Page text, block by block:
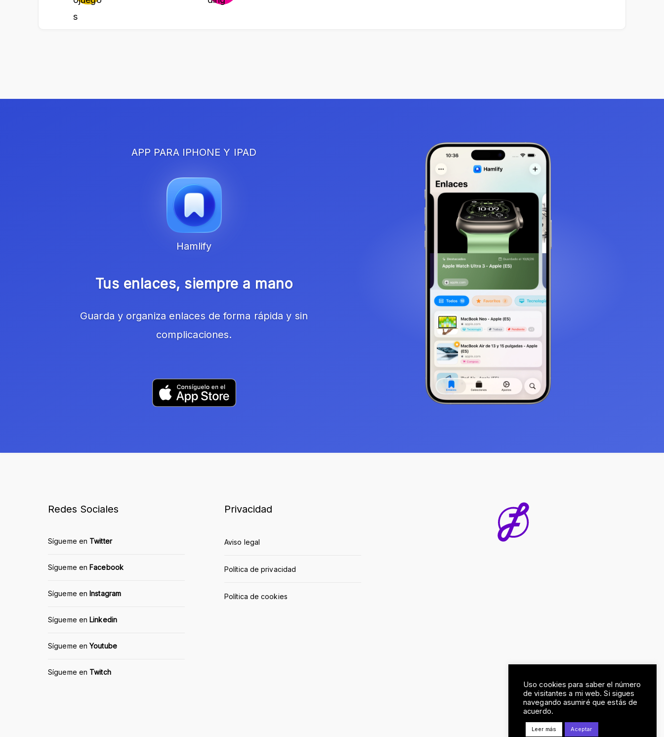
APP PARA IPHONE Y IPAD
Hamlify
Tus enlaces, siempre a mano
Guarda y organiza enlaces de forma rápida y sin
complicaciones.
Redes Sociales
Sígueme en Twitter
Sígueme enFacebook
Sígueme enInstagram
Sígueme enLinkedin
Sígueme enYoutube
Sígueme en Twitch
Privacidad
Aviso legal
Política de privacidad
Política de cookies
Uso cookies para saber el número
de visitantes a mi web. Si sigues
navegando asumiré que estás de
acuerdo.
Leer más Aceptar